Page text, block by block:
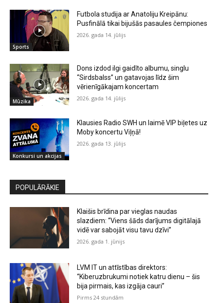
Sports
Futbola studija ar Anatoliju Kreipānu:
Pusfinālā tikai bijušās pasaules čempiones
2026. gada 14. jūlijs
Mūzika
Dons izdod ilgi gaidīto albumu, singlu
“Sirdsbalss” un gatavojas līdz šim
vērienīgākajam koncertam
2026. gada 14. jūlijs
Konkursi un akcijas
Klausies Radio SWH un laimē VIP biļetes uz
Moby koncertu Viļņā!
2026. gada 13. jūlijs
POPULĀRĀKIE
Klaišis brīdina par vieglas naudas
slazdiem: “Viens šāds darījums digitālajā
vidē var sabojāt visu tavu dzīvi”
2026. gada 1. jūnijs
LVM IT un attīstības direktors:
“Kiberuzbrukumi notiek katru dienu – šis
bija pirmais, kas izgāja cauri”
Pirms 24 stundām